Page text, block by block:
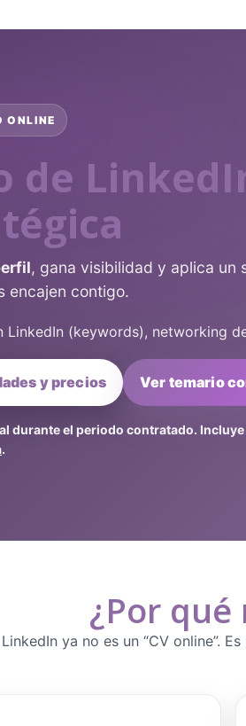
ONLINE
de
, gana visibilidad y aplica
encajen contigo.
LinkedIn (keywords), networking
y precios Ver temario
durante el periodo contratado.
.
¿Por
LinkedIn ya no es un “CV online”.